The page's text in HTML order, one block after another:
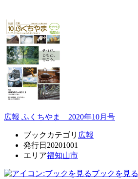
広報 ふくちやま 2020年10月号
ブックカテゴリ 広報
発行日 20201001
エリア福知山市
ブックを見る